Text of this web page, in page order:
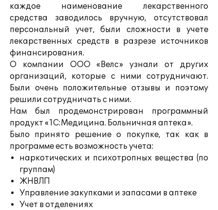
каждое наименование лекарственного
средства заводилось вручную, отсутствовал
персональный учет, были сложности в учете
лекарственных средств в разрезе источников
финансирования.
О компании ООО «Велс» узнали от других
организаций, которые с ними сотрудничают.
Были очень положительные отзывы и поэтому
решили сотрудничать с ними.
Нам был продемонстрирован программный
продукт «1С:Медицина. Больничная аптека».
Было принято решение о покупке, так как в
программе есть возможность учета:
наркотических и психотропных вещества (по
группам)
ЖНВЛП
Управление закупками и запасами в аптеке
Учет в отделениях